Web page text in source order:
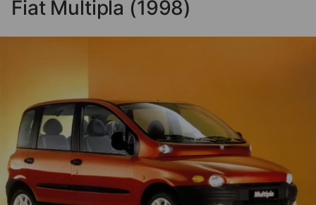
Fiat Multipla (1998)